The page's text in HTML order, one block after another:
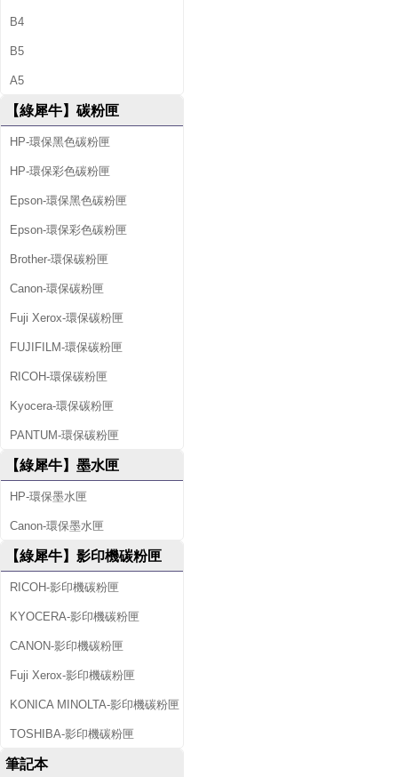
B4
B5
A5
【綠犀牛】碳粉匣
HP-環保黑色碳粉匣
HP-環保彩色碳粉匣
Epson-環保黑色碳粉匣
Epson-環保彩色碳粉匣
Brother-環保碳粉匣
Canon-環保碳粉匣
Fuji Xerox-環保碳粉匣
FUJIFILM-環保碳粉匣
RICOH-環保碳粉匣
Kyocera-環保碳粉匣
PANTUM-環保碳粉匣
【綠犀牛】墨水匣
HP-環保墨水匣
Canon-環保墨水匣
【綠犀牛】影印機碳粉匣
RICOH-影印機碳粉匣
KYOCERA-影印機碳粉匣
CANON-影印機碳粉匣
Fuji Xerox-影印機碳粉匣
KONICA MINOLTA-影印機碳粉匣
TOSHIBA-影印機碳粉匣
筆記本